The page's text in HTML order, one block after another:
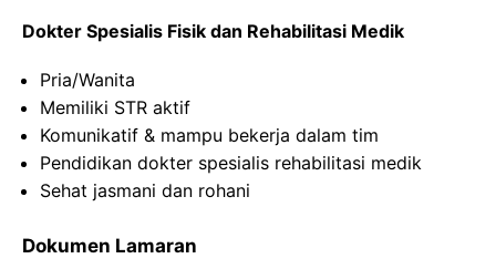
Dokter Spesialis Fisik dan Rehabilitasi Medik
Pria/Wanita
Memiliki STR aktif
Komunikatif & mampu bekerja dalam tim
Pendidikan dokter spesialis rehabilitasi medik
Sehat jasmani dan rohani
Dokumen Lamaran